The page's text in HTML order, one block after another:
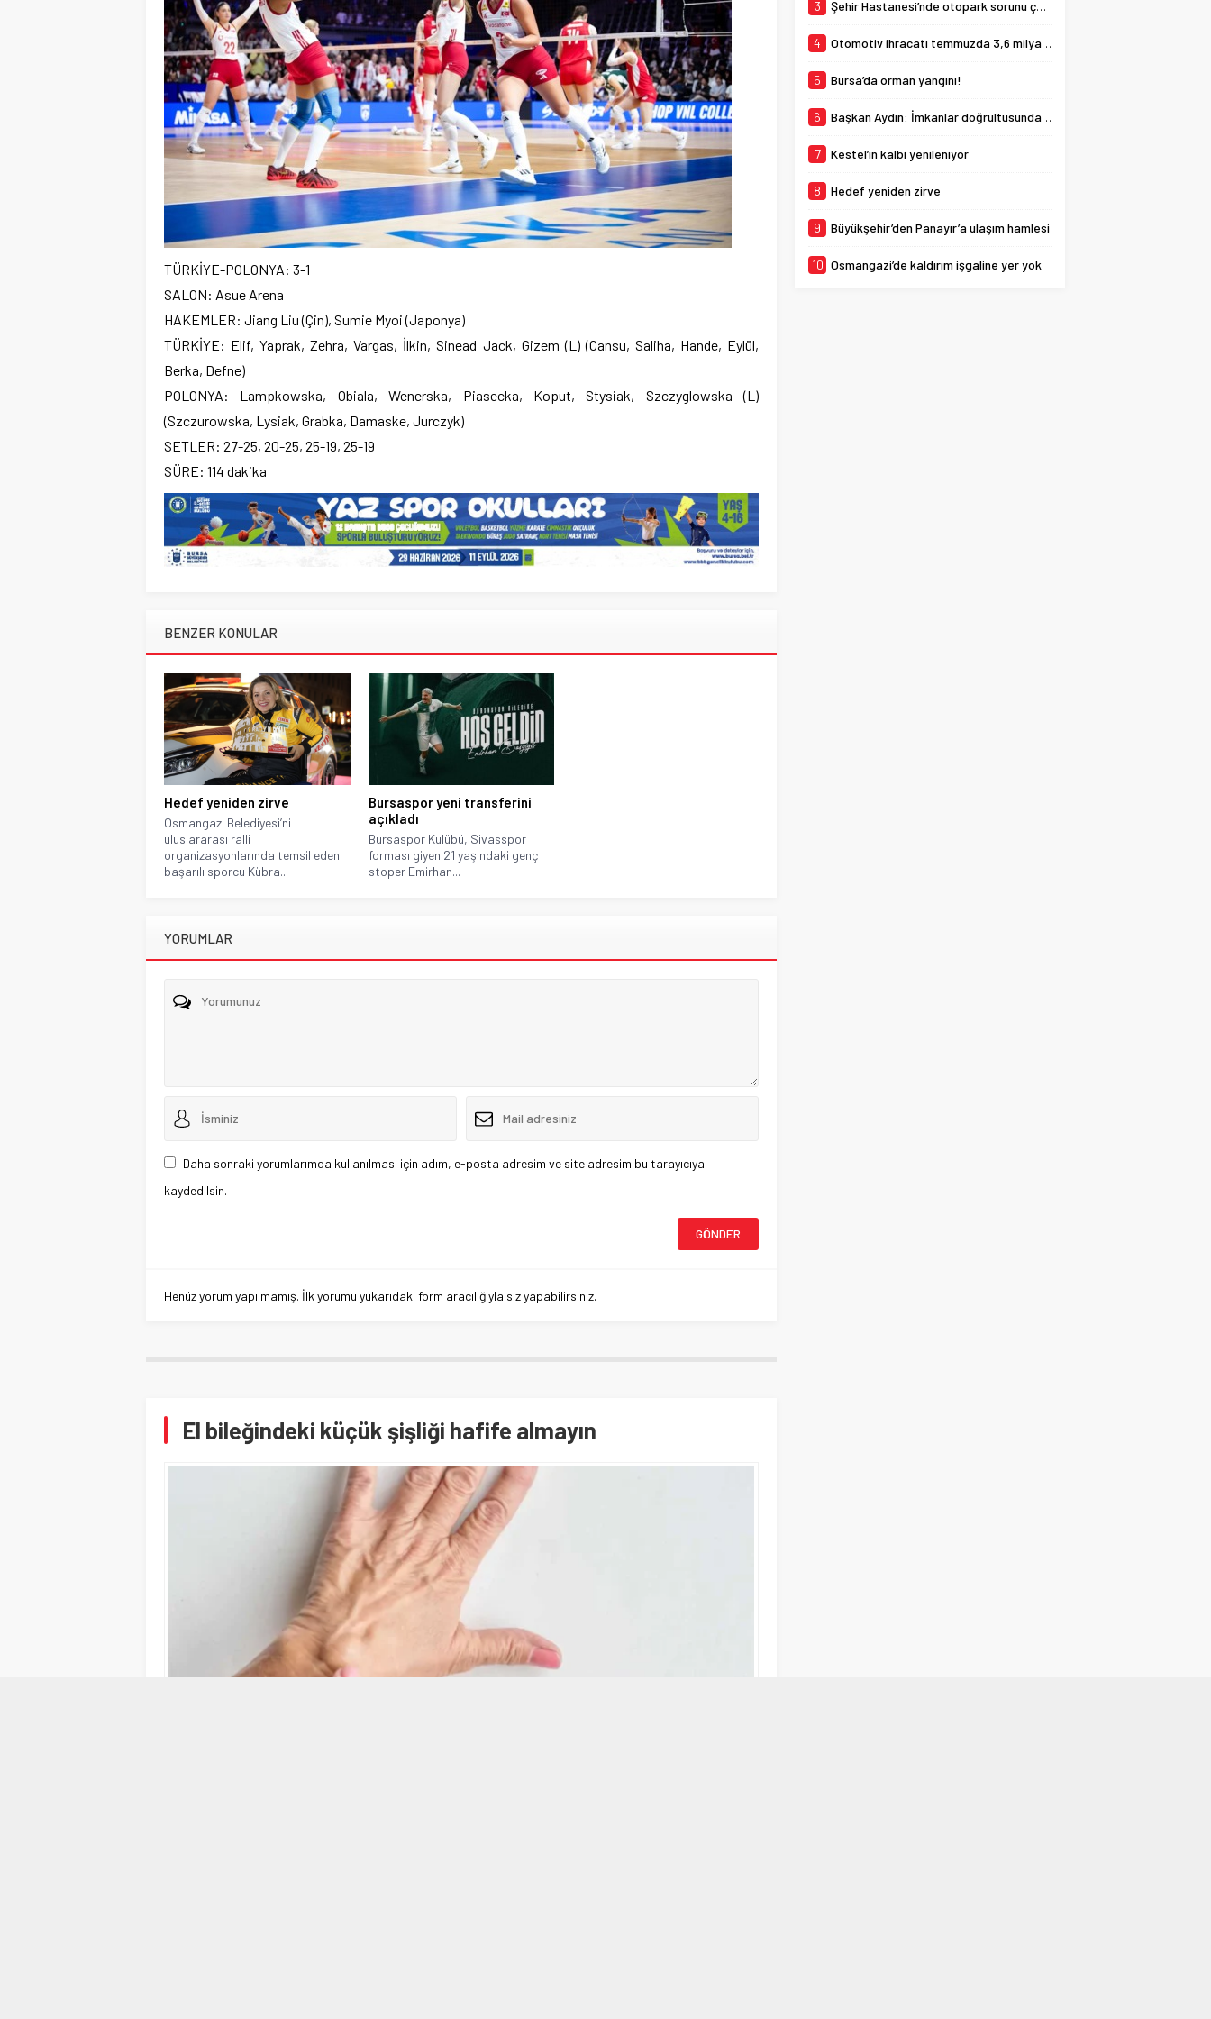
TÜRKİYE-POLONYA: 3-1
SALON: Asue Arena
HAKEMLER: Jiang Liu (Çin), Sumie Myoi (Japonya)
TÜRKİYE: Elif, Yaprak, Zehra, Vargas, İlkin, Sinead Jack, Gizem (L) (Cansu, Saliha, Hande, Eylül,
Berka, Defne)
POLONYA: Lampkowska, Obiala, Wenerska, Piasecka, Koput, Stysiak, Szczyglowska (L)
(Szczurowska, Lysiak, Grabka, Damaske, Jurczyk)
SETLER: 27-25, 20-25, 25-19, 25-19
SÜRE: 114 dakika
BENZER KONULAR
Hedef yeniden zirve
Osmangazi Belediyesi’ni
uluslararası ralli
organizasyonlarında temsil eden
başarılı sporcu Kübra...
Bursaspor yeni transferini
açıkladı
Bursaspor Kulübü, Sivasspor
forması giyen 21 yaşındaki genç
stoper Emirhan...
YORUMLAR
Daha sonraki yorumlarımda kullanılması için adım, e-posta adresim ve site adresim bu tarayıcıya
kaydedilsin.
Henüz yorum yapılmamış. İlk yorumu yukarıdaki form aracılığıyla siz yapabilirsiniz.
El bileğindeki küçük şişliği hafife almayın
forması giyen 21
3 Şehir Hastanesi’nde otopark sorunu çözülüyor
4 Otomotiv ihracatı temmuzda 3,6 milyar dolara ulaştı
5 Bursa’da orman yangını!
6 Başkan Aydın: İmkanlar doğrultusunda eksiklikleri gidermeye çalışıyoruz
7 Kestel’in kalbi yenileniyor
8 Hedef yeniden zirve
9 Büyükşehir’den Panayır’a ulaşım hamlesi
10 Osmangazi’de kaldırım işgaline yer yok